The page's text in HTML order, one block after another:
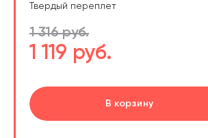
Твердый переплет
1 316 руб.
1 119 руб.
В корзину